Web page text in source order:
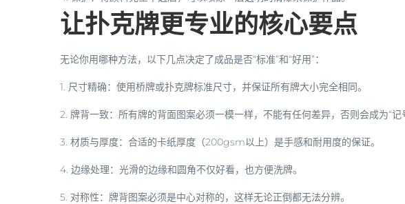
让扑克牌更专业的核心要点
无论你用哪种方法，以下几点决定了成品是否“标准”和“好用”：
1. 尺寸精确：使用桥牌或扑克牌标准尺寸，并保证所有牌大小完全相同。
2. 牌背一致：所有牌的背面图案必须一模一样，不能有任何差异，否则会成为“记
3. 材质与厚度：合适的卡纸厚度（200gsm以上）是手感和耐用度的保证。
4. 边缘处理：光滑的边缘和圆角不仅好看，也方便洗牌。
5. 对称性：牌背图案必须是中心对称的，这样无论正倒都无法分辨。